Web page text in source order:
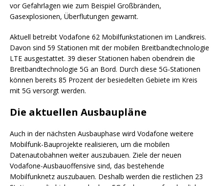
vor Gefahrlagen wie zum Beispiel Großbränden,
Gasexplosionen, Überflutungen gewarnt.
Aktuell betreibt Vodafone 62 Mobilfunkstationen im Landkreis.
Davon sind 59 Stationen mit der mobilen Breitbandtechnologie
LTE ausgestattet. 39 dieser Stationen haben obendrein die
Breitbandtechnologie 5G an Bord. Durch diese 5G-Stationen
können bereits 85 Prozent der besiedelten Gebiete im Kreis
mit 5G versorgt werden.
Die aktuellen Ausbaupläne
Auch in der nächsten Ausbauphase wird Vodafone weitere
Mobilfunk-Bauprojekte realisieren, um die mobilen
Datenautobahnen weiter auszubauen. Ziele der neuen
Vodafone-Ausbauoffensive sind, das bestehende
Mobilfunknetz auszubauen. Deshalb werden die restlichen 23